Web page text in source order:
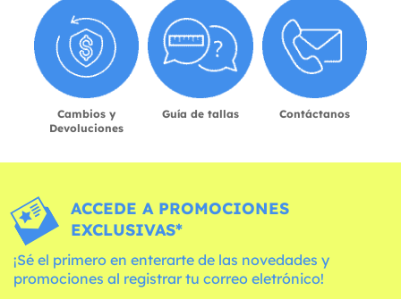
Cambios y
Devoluciones
Guía de tallas Contáctanos
ACCEDE A PROMOCIONES
EXCLUSIVAS*
¡Sé el primero en enterarte de las novedades y
promociones al registrar tu correo eletrónico!